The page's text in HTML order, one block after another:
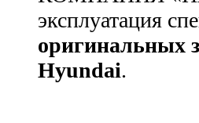
эксплуатация
оригинальных
Hyundai.